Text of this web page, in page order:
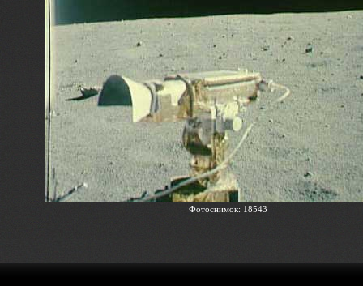
Фотоснимок: 18543